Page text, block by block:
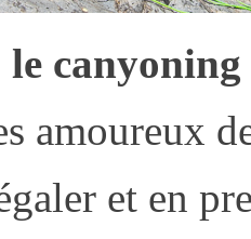
le canyoning
amoureux
et en